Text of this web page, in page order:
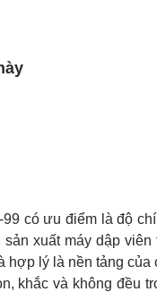
có ưu điểm là độ
xuất máy dập
hợp lý là nền tảng
khắc và không đều